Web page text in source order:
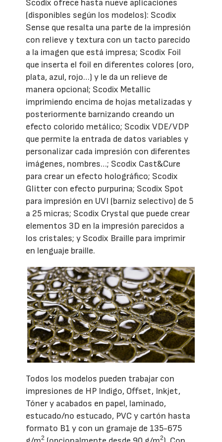
Scodix ofrece hasta nueve aplicaciones
(disponibles según los modelos): Scodix
Sense que resalta una parte de la impresión
con relieve y textura con un tacto parecido
a la imagen que está impresa; Scodix Foil
que inserta el foil en diferentes colores (oro,
plata, azul, rojo…) y le da un relieve de
manera opcional; Scodix Metallic
imprimiendo encima de hojas metalizadas y
posteriormente barnizando creando un
efecto colorido metálico; Scodix VDE/VDP
que permite la entrada de datos variables y
personalizar cada impresión con diferentes
imágenes, nombres…; Scodix Cast&Cure
para crear un efecto holográfico; Scodix
Glitter con efecto purpurina; Scodix Spot
para impresión en UVI (barniz selectivo) de 5
a 25 micras; Scodix Crystal que puede crear
elementos 3D en la impresión parecidos a
los cristales; y Scodix Braille para imprimir
en lenguaje braille.
Todos los modelos pueden trabajar con
impresiones de HP Indigo, Offset, Inkjet,
Tóner y acabados en papel, laminado,
estucado/no estucado, PVC y cartón hasta
formato B1 y con un gramaje de 135-675
2 2